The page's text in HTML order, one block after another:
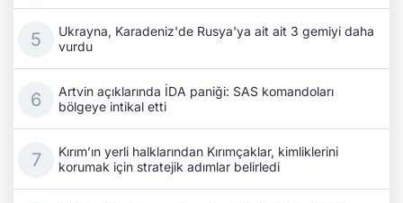
Ukrayna, Karadeniz'de Rusya'ya ait ait 3 gemiyi daha
vurdu
Artvin açıklarında İDA paniği: SAS komandoları
bölgeye intikal etti
Kırım’ın yerli halklarından Kırımçaklar, kimliklerini
korumak için stratejik adımlar belirledi